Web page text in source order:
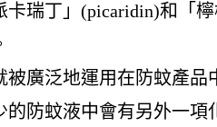
瑞丁」 (picaridin)和「
被廣泛地運用在防蚊產
的防蚊液中會有另外一